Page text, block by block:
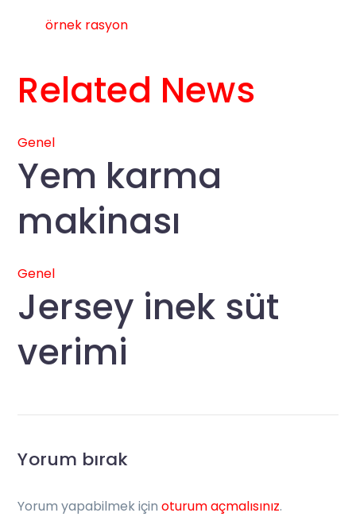
örnek rasyon
Related News
Genel
Yem karma
makinası
Genel
Jersey inek süt
verimi
Yorum bırak
Yorum yapabilmek içinoturum açmalısınız.